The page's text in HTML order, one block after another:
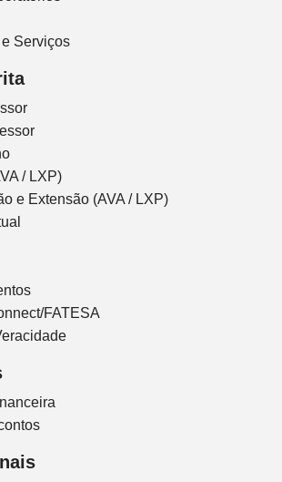
Serviços
/ LXP)
e Extensão (AVA / LXP)
FATESA